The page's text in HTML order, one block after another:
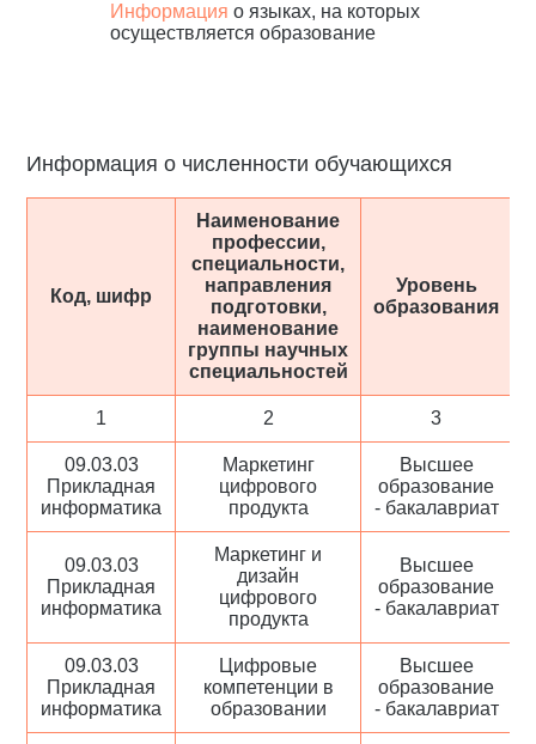
Информацияо языках, на которых
осуществляется образование
Информация о численности обучающихся
Код, шифр
Наименование
профессии,
специальности,
направления
подготовки,
наименование
группы научных
специальностей
Уровень
образования
1 2 3
09.03.03
Прикладная
информатика
Маркетинг
цифрового
продукта
Высшее
образование
- бакалавриат
09.03.03
Прикладная
информатика
Маркетинг и
дизайн
цифрового
продукта
Высшее
образование
- бакалавриат
09.03.03
Прикладная
информатика
Цифровые
компетенции в
образовании
Высшее
образование
- бакалавриат